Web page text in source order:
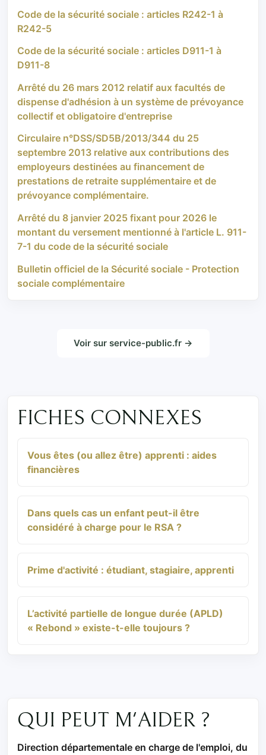
Code de la sécurité sociale : articles R242-1 à
R242-5
Code de la sécurité sociale : articles D911-1 à
D911-8
Arrêté du 26 mars 2012 relatif aux facultés de
dispense d'adhésion à un système de prévoyance
collectif et obligatoire d'entreprise
Circulaire n°DSS/SD5B/2013/344 du 25
septembre 2013 relative aux contributions des
employeurs destinées au financement de
prestations de retraite supplémentaire et de
prévoyance complémentaire.
Arrêté du 8 janvier 2025 fixant pour 2026 le
montant du versement mentionné à l'article L. 911-
7-1 du code de la sécurité sociale
Bulletin officiel de la Sécurité sociale - Protection
sociale complémentaire
Voir sur service-public.fr →
FICHES CONNEXES
Vous êtes (ou allez être) apprenti : aides
financières
Dans quels cas un enfant peut-il être
considéré à charge pour le RSA ?
Prime d'activité : étudiant, stagiaire, apprenti
L’activité partielle de longue durée (APLD)
« Rebond » existe-t-elle toujours ?
QUI PEUT M'AIDER ?
Direction départementale en charge de l'emploi, du